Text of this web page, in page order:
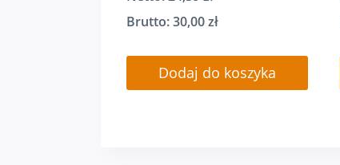
Brutto:30,00zł
Dodaj do koszyka